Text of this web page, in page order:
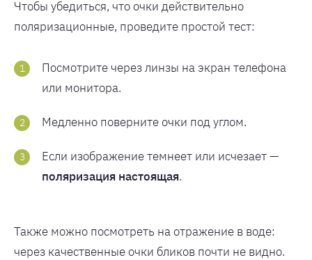
Чтобы убедиться, что очки действительно
поляризационные, проведите простой тест:
Посмотрите через линзы на экран телефона
или монитора.
Медленно поверните очки под углом.
Если изображение темнеет или исчезает —
поляризация настоящая.
Также можно посмотреть на отражение в воде:
через качественные очки бликов почти не видно.